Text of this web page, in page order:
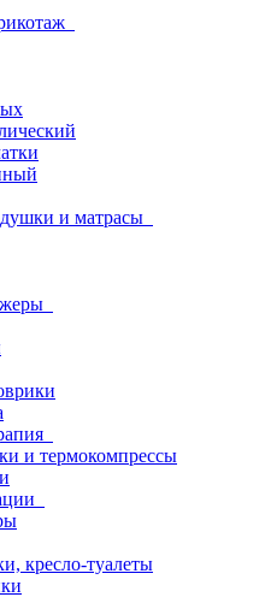
и матрасы
и термокомпрессы
кресло-туалеты